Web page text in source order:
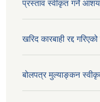
प्रस्ताव स्वीकृत गर्ने
खरिद कारबाही रद्द
बोलपत्र मुल्याङ्कन